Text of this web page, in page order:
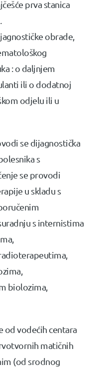
prva stanica
obrade,
: o daljnjem
ili o dodatnoj
odjelu ili u
se dijagnostička
s
se provodi
u skladu s
s internistima
biolozima,
od vodećih centara
matičnih
(od srodnog